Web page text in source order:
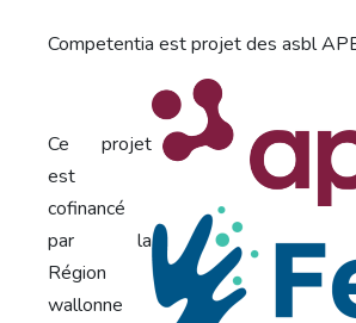
Competentia est projet des asbl
Ce projet
est
cofinancé
par la
Région
wallonne